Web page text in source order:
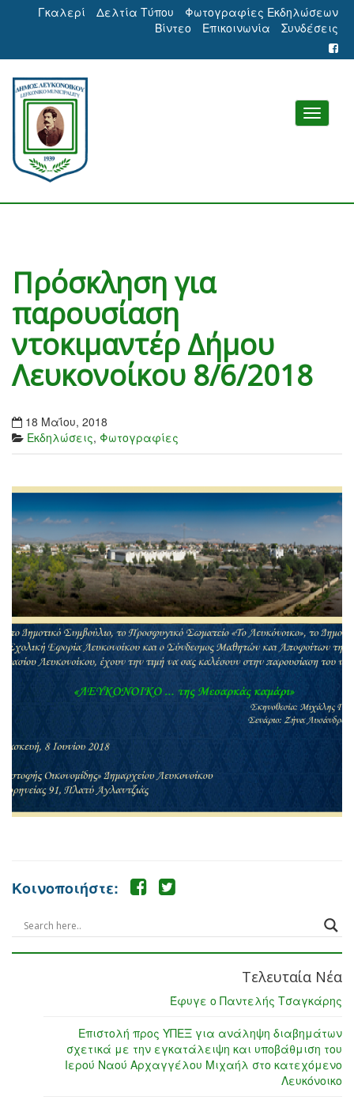
Γκαλερί Δελτία Τύπου
Φωτογραφίες Εκδηλώσεων
Βίντεο
Επικοινωνία Συνδέσεις
Πρόσκληση για
παρουσίαση
ντοκιμαντέρ Δήμου
Λευκονοίκου 8/6/2018
18 Μαΐου, 2018
Εκδηλώσεις, Φωτογραφίες
Κοινοποιήστε:
Τελευταία Νέα
Έφυγε ο Παντελής Τσαγκάρης
Επιστολή προς ΥΠΕΞ για ανάληψη διαβημάτων
σχετικά με την εγκατάλειψη και υποβάθμιση του
Ιερού Ναού Αρχαγγέλου Μιχαήλ στο κατεχόμενο
Λευκόνοικο